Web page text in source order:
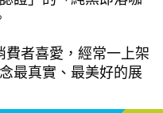
費者喜愛，經常一上架
最真實、最美好的展